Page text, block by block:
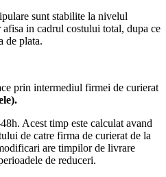
sunt stabilite la nivelul
in cadrul costului total, dupa ce
de plata.
prin intermediul firmei de curierat
Acest timp este calculat avand
de catre firma de curierat de la
are timpilor de livrare
de reduceri.